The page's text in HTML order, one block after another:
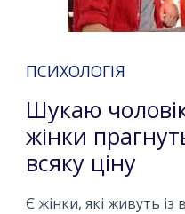
ПСИХОЛОГІЯ
Шукаю
жінки
всяку ціну
Є жінки, які живуть